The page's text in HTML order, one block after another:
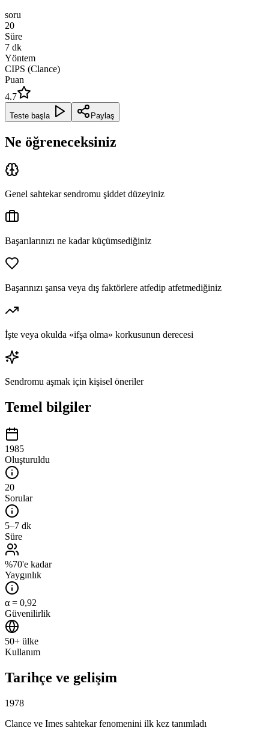
soru
20
Süre
7 dk
Yöntem
CIPS (Clance)
Puan
4.7
Teste başla Paylaş
Ne öğreneceksiniz
Genel sahtekar sendromu şiddet düzeyiniz
Başarılarınızı ne kadar küçümsediğiniz
Başarınızı şansa veya dış faktörlere atfedip atfetmediğiniz
İşte veya okulda «ifşa olma» korkusunun derecesi
Sendromu aşmak için kişisel öneriler
Temel bilgiler
1985
Oluşturuldu
20
Sorular
5–7 dk
Süre
%70'e kadar
Yaygınlık
α = 0,92
Güvenilirlik
50+ ülke
Kullanım
Tarihçe ve gelişim
1978
Clance ve Imes sahtekar fenomenini ilk kez tanımladı